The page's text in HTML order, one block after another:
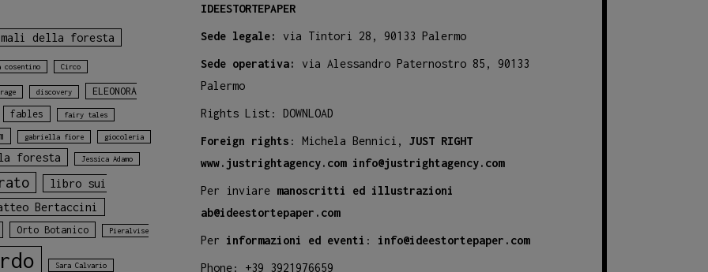
della foresta
cosentino Circo
discovery
ELEONORA
fables
fairy tales
gabriella fiore giocoleria
foresta Jessica Adamo
libro sui
Bertaccini
Orto Botanico Pieralvise
Sara Calvario
IDEESTORTEPAPER
Sede legale: via Tintori 28, 90133 Palermo
Sede operativa:
via Alessandro Paternostro 85, 90133
Palermo
Rights List:DOWNLOAD
Foreign rights : Michela Bennici,JUST RIGHT
www.justrightagency.com info@justrightagency.com
Per inviare manoscritti ed illustrazioni
ab@ideestortepaper.com
Per informazioni ed eventi : info@ideestortepaper.com
Phone: +39 3921976659